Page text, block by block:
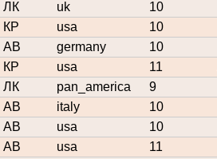
ЛК
uk 10
КР
usa 10
АВ
germany 10
КР
usa 11
ЛК
pan_america 9
АВ
italy 10
АВ
usa 10
АВ
usa 11